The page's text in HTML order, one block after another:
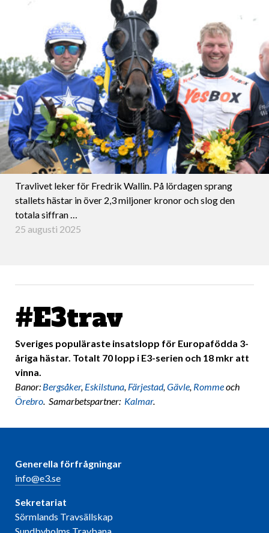
25 augusti 2025
Travlivet leker för Fredrik Wallin. På lördagen sprang
stallets hästar in över 2,3 miljoner kronor och slog den
totala siffran …
#E3trav
Sveriges populäraste insatslopp för Europafödda 3-
åriga hästar. Totalt 70 lopp i E3-serien och 18 mkr att
vinna.
Banor: Bergsåker, Eskilstuna, Färjestad,Gävle, Rommeoch
Örebro. Samarbetspartner: Kalmar.
Generella förfrågningar
info@e3.se
Sekretariat
Sörmlands Travsällskap